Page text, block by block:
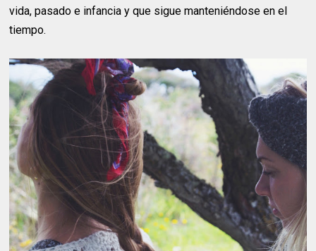
vida, pasado e infancia y que sigue manteniéndose en el
tiempo.